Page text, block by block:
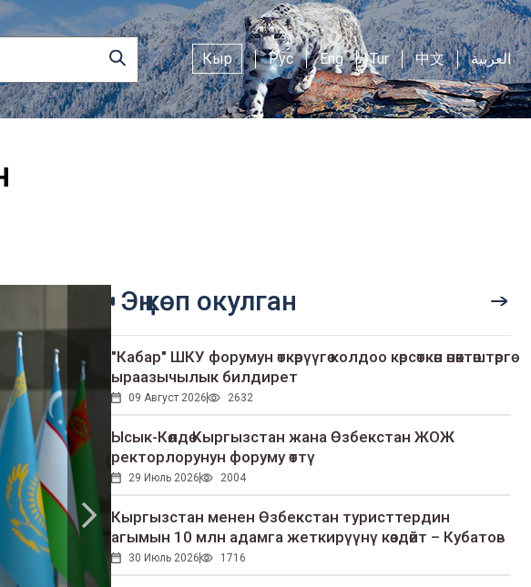
Кыр Рус Eng Tur 中文 العربية
Эң көп окулган
"Кабар" ШКУ форумун өткөрүүгө колдоо көрсөткөн өнөктөштөргө
ыраазычылык билдирет
09 Август 2026 2632
Ысык-Көлдө Кыргызстан жана Өзбекстан ЖОЖ
ректорлорунун форуму өттү
29 Июль 2026 2004
Кыргызстан менен Өзбекстан туристтердин
агымын 10 млн адамга жеткирүүнү көздөйт – Кубатов
30 Июль 2026 1716